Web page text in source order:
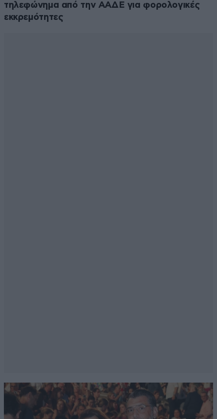
τηλεφώνημα από την ΑΑΔΕ για φορολογικές
εκκρεμότητες